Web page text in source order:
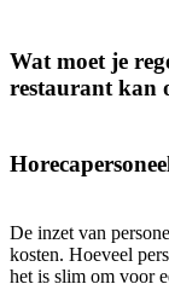
Wat moet je
restaurant kan
De inzet van
kosten. Hoeveel
het is slim om voor